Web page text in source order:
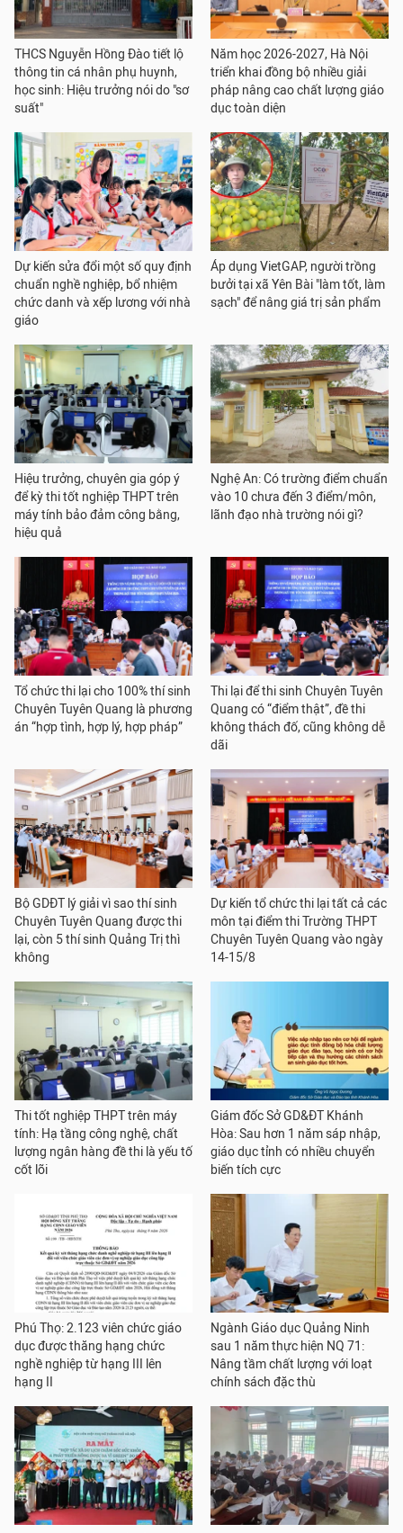
THCS Nguyễn Hồng Đào tiết lộ
thông tin cá nhân phụ huynh,
học sinh: Hiệu trưởng nói do "sơ
suất"
Năm học 2026-2027, Hà Nội
triển khai đồng bộ nhiều giải
pháp nâng cao chất lượng giáo
dục toàn diện
Dự kiến sửa đổi một số quy định
chuẩn nghề nghiệp, bổ nhiệm
chức danh và xếp lương với nhà
giáo
Áp dụng VietGAP, người trồng
bưởi tại xã Yên Bài "làm tốt, làm
sạch" để nâng giá trị sản phẩm
Hiệu trưởng, chuyên gia góp ý
để kỳ thi tốt nghiệp THPT trên
máy tính bảo đảm công bằng,
hiệu quả
Nghệ An: Có trường điểm chuẩn
vào 10 chưa đến 3 điểm/môn,
lãnh đạo nhà trường nói gì?
Tổ chức thi lại cho 100% thí sinh
Chuyên Tuyên Quang là phương
án “hợp tình, hợp lý, hợp pháp”
Thi lại để thi sinh Chuyên Tuyên
Quang có “điểm thật”, đề thi
không thách đố, cũng không dễ
dãi
Bộ GDĐT lý giải vì sao thí sinh
Chuyên Tuyên Quang được thi
lại, còn 5 thí sinh Quảng Trị thì
không
Dự kiến tổ chức thi lại tất cả các
môn tại điểm thi Trường THPT
Chuyên Tuyên Quang vào ngày
14-15/8
Thi tốt nghiệp THPT trên máy
tính: Hạ tầng công nghệ, chất
lượng ngân hàng đề thi là yếu tố
cốt lõi
Giám đốc Sở GD&ĐT Khánh
Hòa: Sau hơn 1 năm sáp nhập,
giáo dục tỉnh có nhiều chuyển
biến tích cực
Phú Thọ: 2.123 viên chức giáo
dục được thăng hạng chức
nghề nghiệp từ hạng III lên
hạng II
Ngành Giáo dục Quảng Ninh
sau 1 năm thực hiện NQ 71:
Nâng tầm chất lượng với loạt
chính sách đặc thù